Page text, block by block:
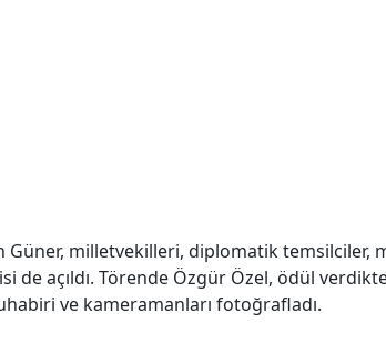
Güner, milletvekilleri, diplomatik temsilciler,
de açıldı. Törende Özgür Özel, ödül
ve kameramanları fotoğrafladı.